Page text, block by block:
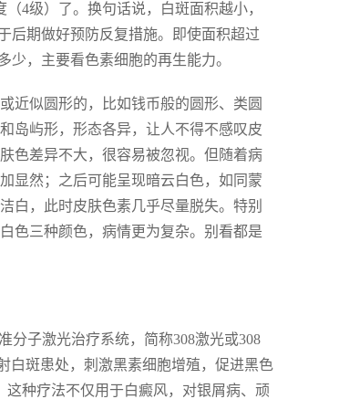
4级）了。换句话说，白斑面积越小，
后期做好预防反复措施。即使面积超过
，主要看色素细胞的再生能力。
近似圆形的，比如钱币般的圆形、类圆
岛屿形，形态各异，让人不得不感叹皮
色差异不大，很容易被忽视。但随着病
显然；之后可能呈现暗云白色，如同蒙
白，此时皮肤色素几乎尽量脱失。特别
色三种颜色，病情更为复杂。别看都是
分子激光治疗系统，简称308激光或308
白斑患处，刺激黑素细胞增殖，促进黑色
这种疗法不仅用于白癜风，对银屑病、顽